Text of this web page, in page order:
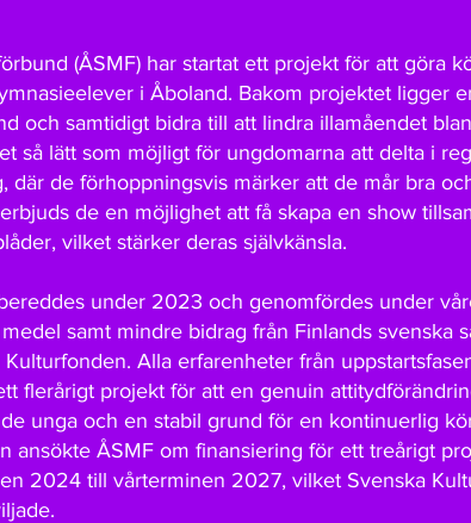
(ÅSMF) har startat ett projekt för att göra
i Åboland. Bakom projektet ligger
och samtidigt bidra till att lindra illamåendet
så lätt som möjligt för ungdomarna att delta i
där de förhoppningsvis märker att de mår bra
de en möjlighet att få skapa en show
vilket stärker deras självkänsla.
under 2023 och genomfördes under
samt mindre bidrag från Finlands svenska
Alla erfarenheter från
flerårigt projekt för att en genuin
unga och en stabil grund för en kontinuerlig
ansökte ÅSMF om finansiering för ett treårigt
2024 till vårterminen 2027, vilket Svenska